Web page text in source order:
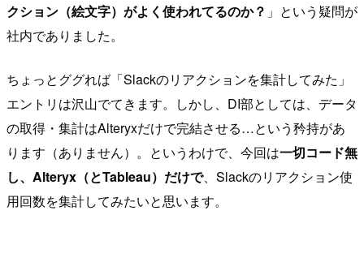
クション（絵文字）がよく使われてるのか？ 」という疑問が
社内でありました。
ちょっとググれば「Slackのリアクションを集計してみた」
エントリは沢山でてきます。しかし、DI部としては、データ
の取得・集計はAlteryxだけで完結させる…という矜持があ
ります（ありません）。というわけで、今回は一切コード無
し、Alteryx（とTableau）だけで、Slackのリアクション使
用回数を集計してみたいと思います。